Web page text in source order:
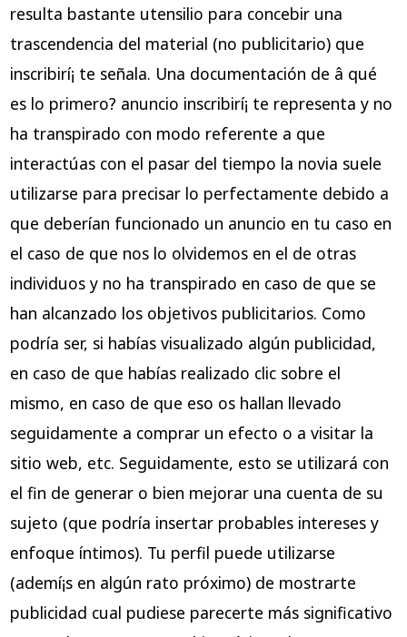
resulta bastante utensilio para concebir una
trascendencia del material (no publicitario) que
inscribirí¡ te señala. Una documentación de â qué
es lo primero? anuncio inscribirí¡ te representa y no
ha transpirado con modo referente a que
interactúas con el pasar del tiempo la novia suele
utilizarse para precisar lo perfectamente debido a
que deberían funcionado un anuncio en tu caso en
el caso de que nos lo olvidemos en el de otras
individuos y no ha transpirado en caso de que se
han alcanzado los objetivos publicitarios. Como
podrí­a ser, si habías visualizado algún publicidad,
en caso de que habías realizado clic sobre el
mismo, en caso de que eso os hallan llevado
seguidamente a comprar un efecto o a visitar la
sitio web, etc. Seguidamente, esto se utilizará con
el fin de generar o bien mejorar una cuenta de su
sujeto (que podría insertar probables intereses y
enfoque íntimos). Tu perfil puede utilizarse
(ademí¡s en algún rato próximo) de mostrarte
publicidad cual pudiese parecerte más significativo